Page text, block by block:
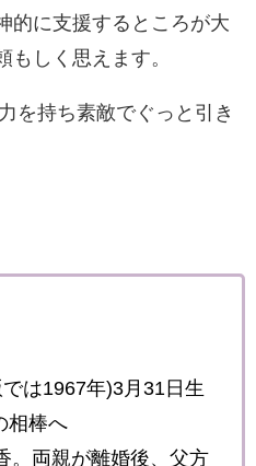
的に支援するところが大
もしく思えます。
を持ち素敵でぐっと引き
は1967年)3月31日生
相棒へ
。両親が離婚後、父方